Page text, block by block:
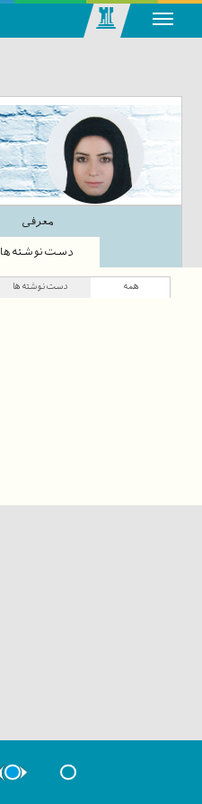
تحلیلی بازار
سرمایه
معرفی
دست‌نوشته‌ها
همه دست‌نوشته‌ها